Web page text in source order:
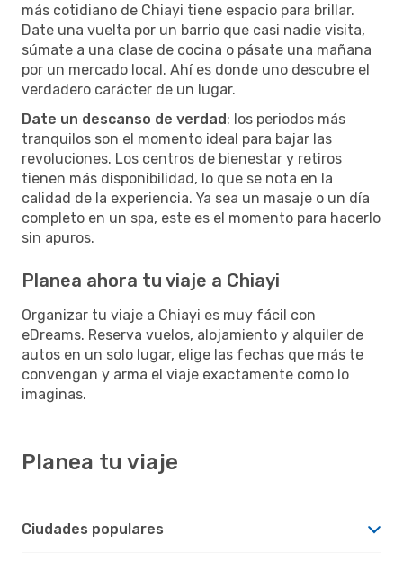
más cotidiano de Chiayi tiene espacio para brillar.
Date una vuelta por un barrio que casi nadie visita,
súmate a una clase de cocina o pásate una mañana
por un mercado local. Ahí es donde uno descubre el
verdadero carácter de un lugar.
Date un descanso de verdad: los periodos más
tranquilos son el momento ideal para bajar las
revoluciones. Los centros de bienestar y retiros
tienen más disponibilidad, lo que se nota en la
calidad de la experiencia. Ya sea un masaje o un día
completo en un spa, este es el momento para hacerlo
sin apuros.
Planea ahora tu viaje a Chiayi
Organizar tu viaje a Chiayi es muy fácil con
eDreams. Reserva vuelos, alojamiento y alquiler de
autos en un solo lugar, elige las fechas que más te
convengan y arma el viaje exactamente como lo
imaginas.
Planea tu viaje
Ciudades populares